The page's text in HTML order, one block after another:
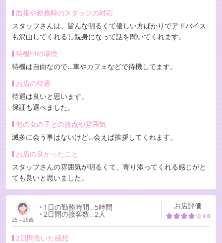
面接や勤務時のスタッフの対応
スタッフさんは、皆んな明るくて優しい方ばかりでアドバイス
も沢山してくれるし親身になって話を聞いてくれます。
待機中の環境
待機は自由なので…車やカフェなどで待機してます。
お店の待遇
待遇は良いと思います。
保証も選べました。
他の女の子との接点や雰囲気
滅多に会う事はないけど…会えば挨拶してくれます。
お店の良かったこと
スタッフさんの雰囲気が明るくて、寄り添ってくれる感じがと
ても良いと思いました。
25～29歳
1日の勤務時間…5時間
2日間の接客数…2人
お店評価
4.0
2日間働いた感想